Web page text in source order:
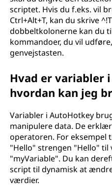
scriptet. Hvis du f.eks. vil
Ctrl+Alt+T, kan du skrive
dobbeltkolonerne kan du
kommandoer, du vil
genvejstasten.
Hvad er variabler
hvordan kan jeg
Variabler i AutoHotkey
manipulere data. De
operatoren. For eksempel
"Hello" strengen "Hello" til
"myVariable". Du kan
script til dynamisk at
værdier.